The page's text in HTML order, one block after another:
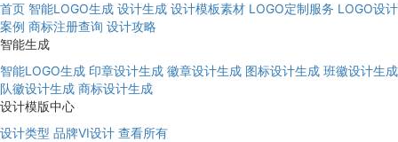
首页 智能LOGO生成 设计生成 设计模板素材 LOGO定制服务 LOGO设计
案例 商标注册查询 设计攻略
智能生成
智能LOGO生成 印章设计生成 徽章设计生成 图标设计生成 班徽设计生成
队徽设计生成 商标设计生成
设计模版中心
设计类型 品牌VI设计 查看所有